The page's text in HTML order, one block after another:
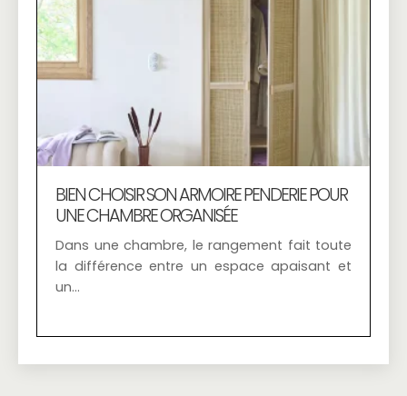
BIEN CHOISIR SON ARMOIRE PENDERIE POUR
UNE CHAMBRE ORGANISÉE
Dans une chambre, le rangement fait toute
la différence entre un espace apaisant et
un…